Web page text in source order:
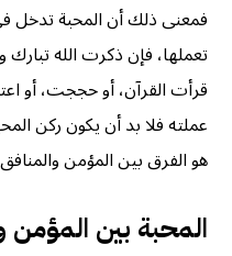
فمعنى ذلك أن المحبة
تعملها، فإن ذكرت الله
قرأت القرآن، أو حججت، أو
عملته فلا بد أن يكون ركن
هو الفرق بين المؤمن
المحبة بين المؤمن